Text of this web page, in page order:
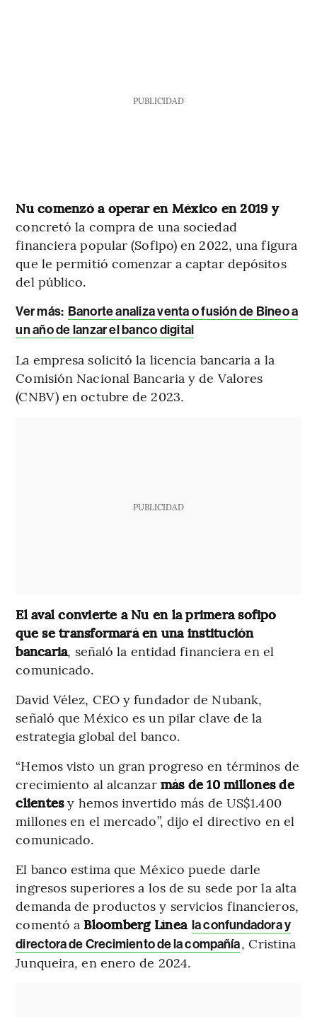
PUBLICIDAD
Nu comenzó a operar en México en 2019 y
concretó la compra de una sociedad
financiera popular (Sofipo) en 2022, una figura
que le permitió comenzar a captar depósitos
del público.
Ver más: Banorte analiza venta o fusión de Bineo a
un año de lanzar el banco digital
La empresa solicitó la licencia bancaria a la
Comisión Nacional Bancaria y de Valores
(CNBV) en octubre de 2023.
PUBLICIDAD
El aval convierte a Nu en la primera sofipo
que se transformará en una institución
bancaria, señaló la entidad financiera en el
comunicado.
David Vélez, CEO y fundador de Nubank,
señaló que México es un pilar clave de la
estrategia global del banco.
“Hemos visto un gran progreso en términos de
crecimiento al alcanzar más de 10 millones de
clientesy hemos invertido más de US$1.400
millones en el mercado”, dijo el directivo en el
comunicado.
El banco estima que México puede darle
ingresos superiores a los de su sede por la alta
demanda de productos y servicios financieros,
comentó a Bloomberg Línea la confundadora y
directora de Crecimiento de la compañía, Cristina
Junqueira, en enero de 2024.